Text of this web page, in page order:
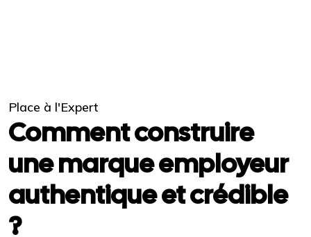
Place à l'Expert
Comment construire
une marque employeur
authentique et crédible
?